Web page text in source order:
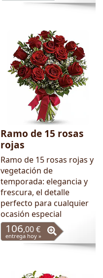
Ramo de 15 rosas
rojas
Ramo de 15 rosas rojas y
vegetación de
temporada: elegancia y
frescura, el detalle
perfecto para cualquier
ocasión especial
106,00 €
entrega hoy »